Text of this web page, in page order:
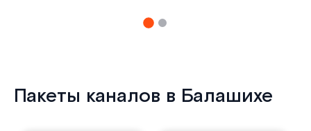
Пакеты каналов в Балашихе